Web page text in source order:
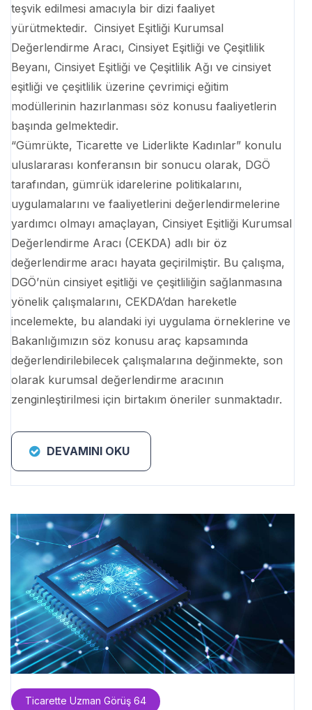
teşvik edilmesi amacıyla bir dizi faaliyet
yürütmektedir. Cinsiyet Eşitliği Kurumsal
Değerlendirme Aracı, Cinsiyet Eşitliği ve Çeşitlilik
Beyanı, Cinsiyet Eşitliği ve Çeşitlilik Ağı ve cinsiyet
eşitliği ve çeşitlilik üzerine çevrimiçi eğitim
modüllerinin hazırlanması söz konusu faaliyetlerin
başında gelmektedir.
“Gümrükte, Ticarette ve Liderlikte Kadınlar” konulu
uluslararası konferansın bir sonucu olarak, DGÖ
tarafından, gümrük idarelerine politikalarını,
uygulamalarını ve faaliyetlerini değerlendirmelerine
yardımcı olmayı amaçlayan, Cinsiyet Eşitliği Kurumsal
Değerlendirme Aracı (CEKDA) adlı bir öz
değerlendirme aracı hayata geçirilmiştir. Bu çalışma,
DGÖ’nün cinsiyet eşitliği ve çeşitliliğin sağlanmasına
yönelik çalışmalarını, CEKDA’dan hareketle
incelemekte, bu alandaki iyi uygulama örneklerine ve
Bakanlığımızın söz konusu araç kapsamında
değerlendirilebilecek çalışmalarına değinmekte, son
olarak kurumsal değerlendirme aracının
zenginleştirilmesi için birtakım öneriler sunmaktadır.
DEVAMINI OKU
Ticarette Uzman Görüş 64